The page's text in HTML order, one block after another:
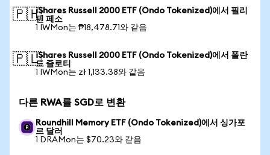
🇵🇭iShares Russell 2000 ETF (Ondo Tokenized)에서 필리
핀 페소
1 IWMon는 ₱18,478.71와 같음
🇵🇱iShares Russell 2000 ETF (Ondo Tokenized)에서 폴란
드 즐로티
1 IWMon는 zł 1,133.38와 같음
다른 RWA를 SGD로 변환
Roundhill Memory ETF (Ondo Tokenized)에서 싱가포
르 달러
1 DRAMon는 $70.23와 같음